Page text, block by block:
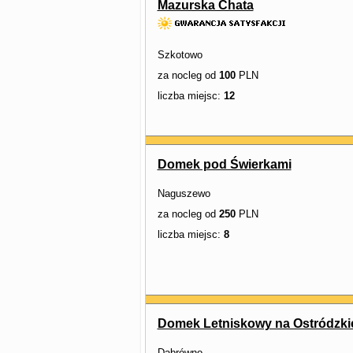
Mazurska Chata
Szkotowo
za nocleg od 100PLN
liczba miejsc: 12
Domek pod Świerkami
Naguszewo
za nocleg od 250PLN
liczba miejsc: 8
Domek Letniskowy na